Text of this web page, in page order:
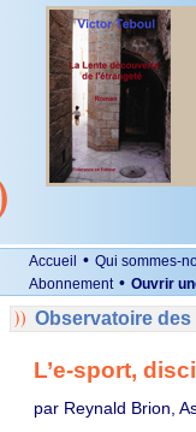
Accueil • Qui sommes-
Abonnement • Ouvrir
Observatoire
L’e-sport,
par Reynald Brion,